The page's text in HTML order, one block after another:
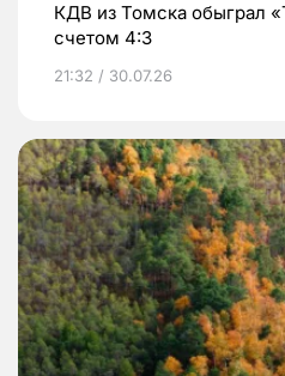
КДВ из Томска обыграл
счетом 4:3
21:32 / 30.07.26